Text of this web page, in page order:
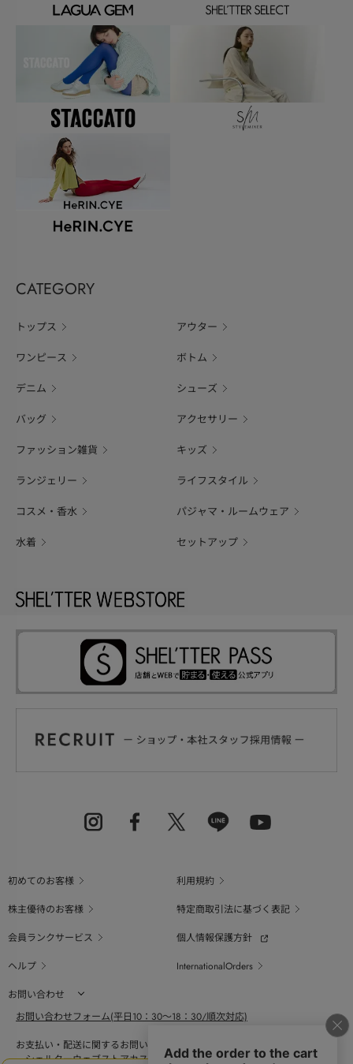
CATEGORY
トップス アウター
ワンピース ボトム
デニム シューズ
バッグ アクセサリー
ファッション雑貨 キッズ
ランジェリー ライフスタイル
コスメ・香水 パジャマ・ルームウェア
水着 セットアップ
初めてのお客様
利用規約
株主優待のお客様
特定商取引法に基づく表記
会員ランクサービス
個人情報保護方針
ヘルプ
InternationalOrders
お問い合わせ
お問い合わせフォーム(平日10：30～18：30/順次対応)
お支払い・配送に関するお問い合わせ（平日10：30～18：00）
シェルターウェブストアカスタマーセンター